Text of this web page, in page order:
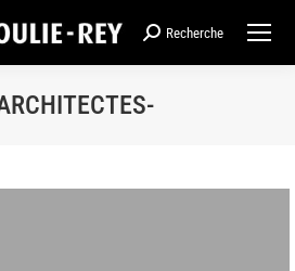
Recherche
Recherche